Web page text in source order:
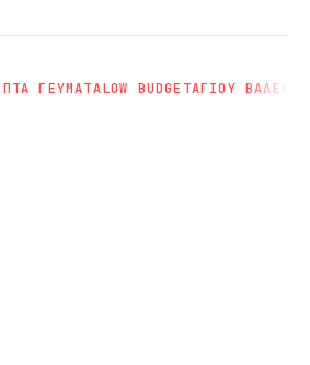
ΓΕΥΜΑΤΑLOW BUDGETΑΓΙΟΥ